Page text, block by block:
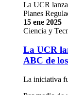
La UCR
Planes
15 ene 2025
Ciencia y
La UCR
ABC de
La iniciativa